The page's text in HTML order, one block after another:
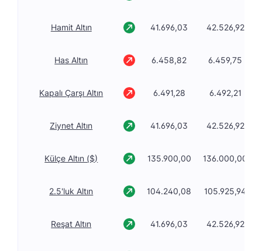
Hamit Altın 41.696,03 42.526,92
Has Altın 6.458,82 6.459,75
Kapalı Çarşı Altın 6.491,28 6.492,21
Ziynet Altın 41.696,03 42.526,92
Külçe Altın ($) 135.900,00 136.000,00
2.5'luk Altın 104.240,08 105.925,94
Reşat Altın 41.696,03 42.526,92